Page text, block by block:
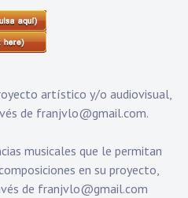
artístico y/o audiovisual,
de franjvlo@gmail.com.
musicales que le permitan
en su proyecto,
de franjvlo@gmail.com